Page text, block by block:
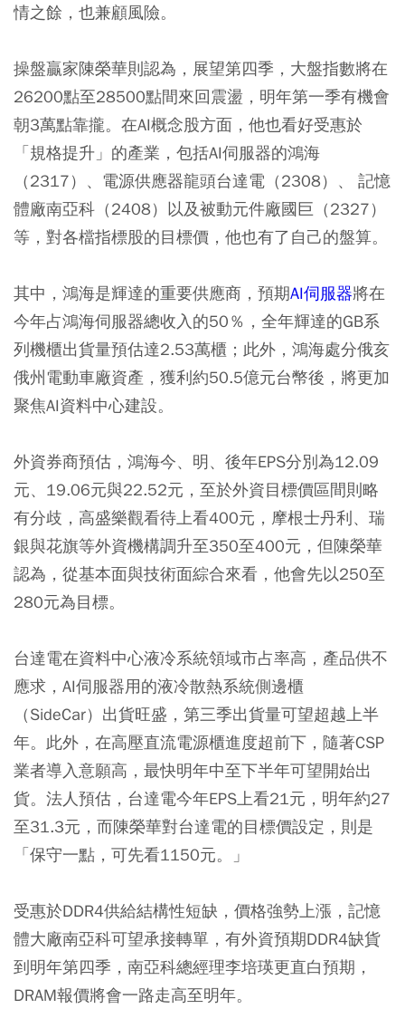
情之餘，也兼顧風險。
操盤贏家陳榮華則認為，展望第四季，大盤指數將在
26200點至28500點間來回震盪，明年第一季有機會
朝3萬點靠攏。在AI概念股方面，他也看好受惠於
「規格提升」的產業，包括AI伺服器的鴻海
（2317）、電源供應器龍頭台達電（2308）、 記憶
體廠南亞科（2408）以及被動元件廠國巨（2327）
等，對各檔指標股的目標價，他也有了自己的盤算。
其中，鴻海是輝達的重要供應商，預期AI伺服器將在
今年占鴻海伺服器總收入的50％，全年輝達的GB系
列機櫃出貨量預估達2.53萬櫃；此外，鴻海處分俄亥
俄州電動車廠資產，獲利約50.5億元台幣後，將更加
聚焦AI資料中心建設。
外資券商預估，鴻海今、明、後年EPS分別為12.09
元、19.06元與22.52元，至於外資目標價區間則略
有分歧，高盛樂觀看待上看400元，摩根士丹利、瑞
銀與花旗等外資機構調升至350至400元，但陳榮華
認為，從基本面與技術面綜合來看，他會先以250至
280元為目標。
台達電在資料中心液冷系統領域市占率高，產品供不
應求，AI伺服器用的液冷散熱系統側邊櫃
（SideCar）出貨旺盛，第三季出貨量可望超越上半
年。此外，在高壓直流電源櫃進度超前下，隨著CSP
業者導入意願高，最快明年中至下半年可望開始出
貨。法人預估，台達電今年EPS上看21元，明年約27
至31.3元，而陳榮華對台達電的目標價設定，則是
「保守一點，可先看1150元。」
受惠於DDR4供給結構性短缺，價格強勢上漲，記憶
體大廠南亞科可望承接轉單，有外資預期DDR4缺貨
到明年第四季，南亞科總經理李培瑛更直白預期，
DRAM報價將會一路走高至明年。